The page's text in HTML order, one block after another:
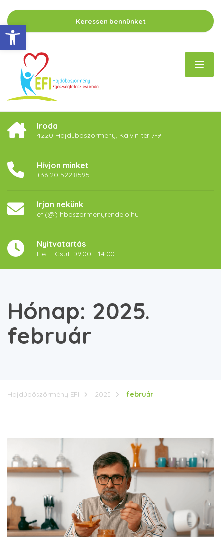
Eszköztár megnyitása
Keressen bennünket
Iroda
4220 Hajdúböszörmény, Kálvin tér 7-9
Hívjon minket
+36 20 522 8595
Írjon nekünk
efi(@) hboszormenyrendelo.hu
Nyitvatartás
Hét - Csüt: 09.00 - 14.00
Hónap: 2025.
február
Hajdúböszörmény EFI 2025 február